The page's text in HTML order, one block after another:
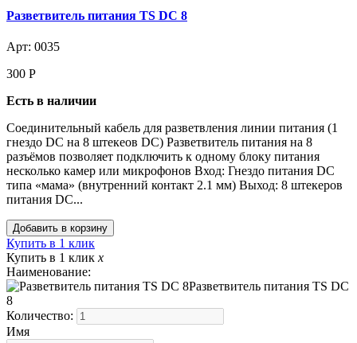
Разветвитель питания TS DC 8
Арт: 0035
300 Р
Есть в наличии
Соединительный кабель для разветвления линии питания (1
гнездо DC на 8 штекеов DC) Разветвитель питания на 8
разъёмов позволяет подключить к одному блоку питания
несколько камер или микрофонов Вход: Гнездо питания DC
типа «мама» (внутренний контакт 2.1 мм) Выход: 8 штекеров
питания DC...
Купить в 1 клик
Купить в 1 клик x
Наименование:
Разветвитель питания TS DC
8
Количество:
Имя